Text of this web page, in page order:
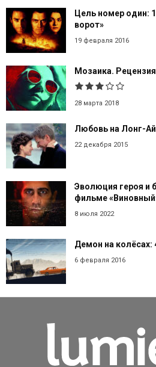
Цель номер один:
ворот»
19 февраля 2016
Мозаика. Рецензия
28 марта 2018
Любовь на Лонг-
22 декабря 2015
Эволюция героя и
фильме
8 июля 2022
Демон на колёсах:
6 февраля 2016